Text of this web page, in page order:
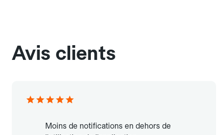
Avis clients
Moins de notifications en dehors de